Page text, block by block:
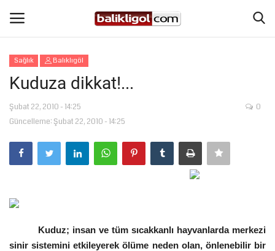
Giriş Yap
Anasayfa
Köşe Yazıları
Magazin
Şanlıurfa
Sağlık Balıklıgöl
Kuduza dikkat!...
Şubat 22, 2010 - 14:25
Güncelleme: Şubat 22, 2010 - 14:25
0
Kuduz; insan ve tüm sıcakkanlı hayvanlarda merkezi
sinir sistemini etkileyerek ölüme neden olan, önlenebilir bir